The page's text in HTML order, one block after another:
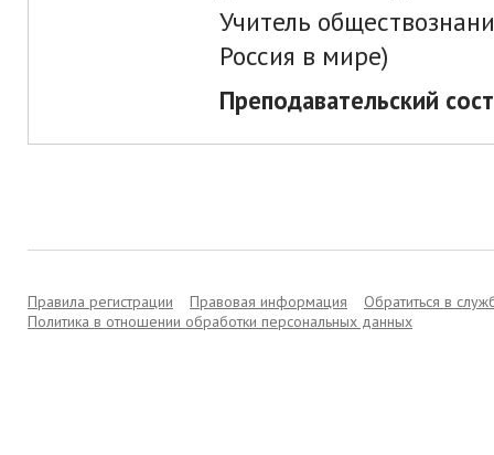
Учитель
Россия в мире)
Преподавательский
Правила регистрации Правовая информация
Обратиться в
Политика в отношении обработки персональных данных